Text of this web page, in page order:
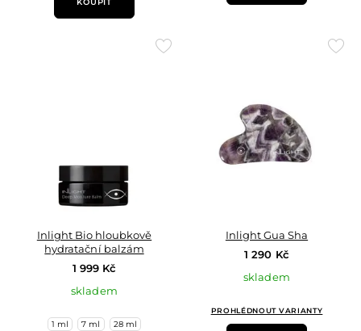
Přidat
Inlight Bio hloubkově
hydratační balzám
1 999 Kč
skladem
1 ml 7 ml 28 ml
Inlight Gua Sha
1 290 Kč
skladem
PROHLÉDNOUT VARIANTY